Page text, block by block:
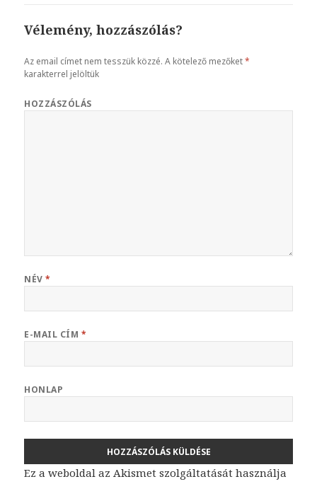
Vélemény, hozzászólás?
Az email címet nem tesszük közzé. A kötelező mezőket*
karakterrel jelöltük
HOZZÁSZÓLÁS
NÉV*
E-MAIL CÍM *
HONLAP
Ez a weboldal az Akismet szolgáltatását használja